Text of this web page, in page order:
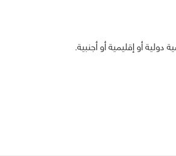
أو إقليمية أو أجنبية.